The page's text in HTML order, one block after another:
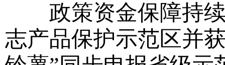
政策资金保障持续
志产品保护示范区并